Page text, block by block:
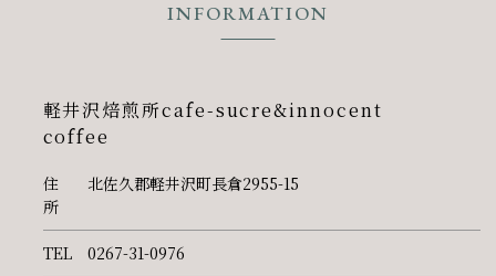
INFORMATION
軽井沢焙煎所cafe-sucre&innocent
coffee
住
所
北佐久郡軽井沢町長倉2955-15
TEL 0267-31-0976